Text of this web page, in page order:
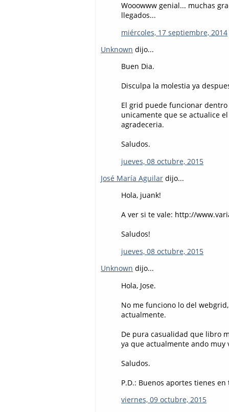
Wooowww genial... muchas
llegados...
miércoles, 17 septiembre, 2014
Unknown dijo...
Buen Dia.
Disculpa la molestia ya
El grid puede funcionar
unicamente que se actualice
agradeceria.
Saludos.
jueves, 08 octubre, 2015
José María Aguilar dijo...
Hola, juank!
A ver si te vale: http://
Saludos!
jueves, 08 octubre, 2015
Unknown dijo...
Hola, Jose.
No me funciono lo del
actualmente.
De pura casualidad que libro
ya que actualmente ando muy
Saludos.
P.D.: Buenos aportes tienes
viernes, 09 octubre, 2015